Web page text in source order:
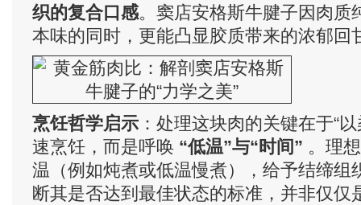
织的复合口感。窦店安格斯牛腱子因肉质
本味的同时，更能凸显胶质带来的浓郁回
烹饪哲学启示 ：处理这块肉的关键在于“
速烹饪，而是呼唤 “低温”与“时间” 。理
温（例如炖煮或低温慢煮），给予结缔组
断其是否达到最佳状态的标准，并非仅仅